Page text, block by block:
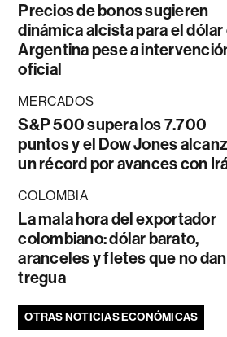
Precios de bonos sugieren
dinámica alcista para el dólar
Argentina pese a
oficial
MERCADOS
S&P 500 supera los 7.700
puntos y el Dow Jones
un récord por avances con
COLOMBIA
La mala hora del exportador
colombiano: dólar barato,
aranceles y fletes que no dan
tregua
OTRAS NOTICIAS ECONÓMICAS